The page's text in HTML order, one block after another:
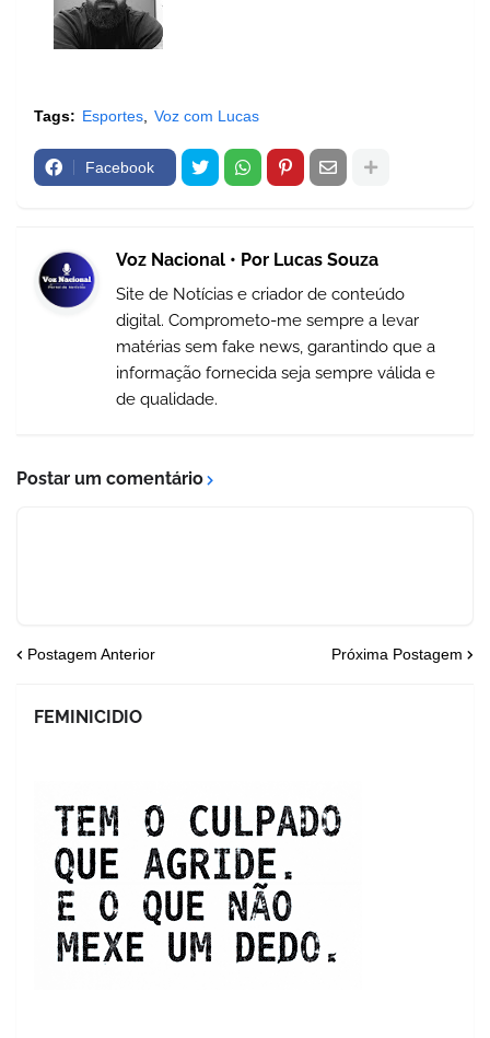
Tags: Esportes Voz com Lucas
Facebook
Voz Nacional • Por Lucas Souza
Site de Notícias e criador de conteúdo
digital. Comprometo-me sempre a levar
matérias sem fake news, garantindo que a
informação fornecida seja sempre válida e
de qualidade.
Postar um comentário
Postagem Anterior Próxima Postagem
FEMINICIDIO